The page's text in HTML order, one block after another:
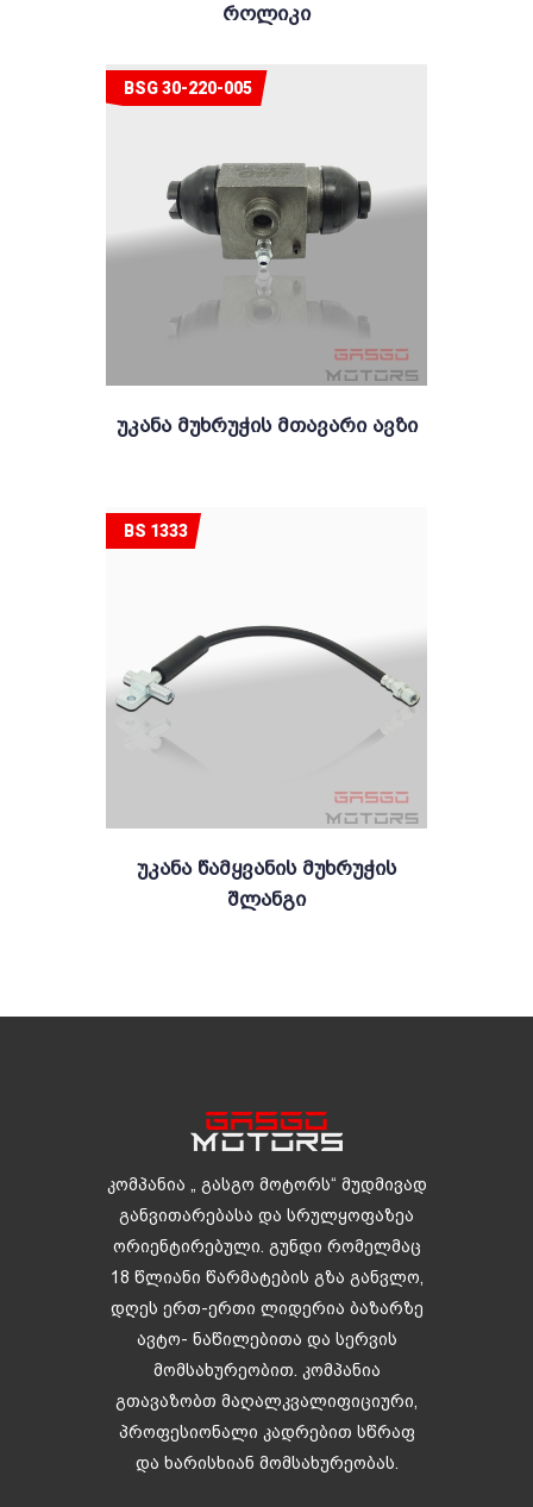
Როლიკი
Უკანა Მუხრუჭის Მთავარი Ავზი
BSG 30-220-005
Უკანა Წამყვანის Მუხრუჭის
Შლანგი
BS 1333
კომპანია „ გასგო მოტორს“ მუდმივად
განვითარებასა და სრულყოფაზეა
ორიენტირებული. გუნდი რომელმაც
18 წლიანი წარმატების გზა განვლო,
დღეს ერთ-ერთი ლიდერია ბაზარზე
ავტო- ნაწილებითა და სერვის
მომსახურეობით. კომპანია
გთავაზობთ მაღალკვალიფიციური,
პროფესიონალი კადრებით სწრაფ
და ხარისხიან მომსახურეობას.